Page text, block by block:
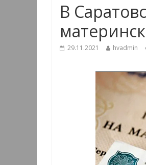
В
29.11.2021 hvadmin